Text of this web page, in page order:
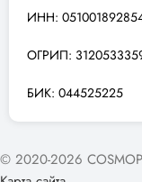
ИНН:
ОГРИП:
БИК: 044525225
© 2020-2026